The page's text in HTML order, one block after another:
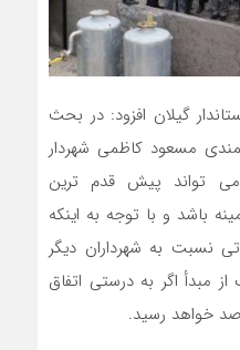
گیلان افزود: در بحث
مسعود کاظمی شهردار
می تواند پیش قدم ترین
باشد و با توجه به اینکه
نسبت به شهرداران دیگر
مبدأ اگر به درستی اتفاق